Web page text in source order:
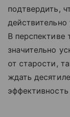
подтвердить,
В перспективе
значительно
от старости,
ждать